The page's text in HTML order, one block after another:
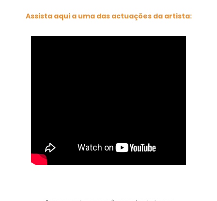
Assista aqui a uma das actuações da artista: